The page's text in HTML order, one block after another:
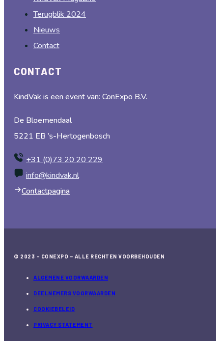
Terugblik 2024
Nieuws
Contact
CONTACT
KindVak is een event van: ConExpo B.V.
De Bloemendaal
5221 EB ’s-Hertogenbosch
+31 (0)73 20 20 229
info@kindvak.nl
Contactpagina
© 2023 – CONEXPO – ALLE RECHTEN VOORBEHOUDEN
ALGEMENE VOORWAARDEN
DEELNEMERS VOORWAARDEN
COOKIEBELEID
PRIVACY STATEMENT